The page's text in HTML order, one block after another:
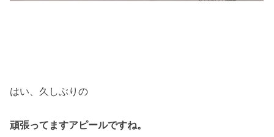
はい、久しぶりの
頑張ってますアピールですね。